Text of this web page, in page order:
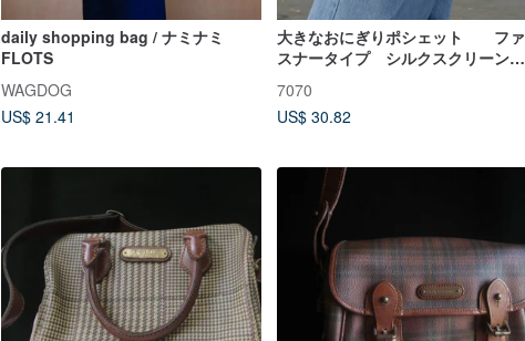
daily shopping bag / ナミナミ
FLOTS
WAGDOG
US$ 21.41
大きなおにぎりポシェット ファ
スナータイプ シルクスクリーン手
7070
US$ 30.82